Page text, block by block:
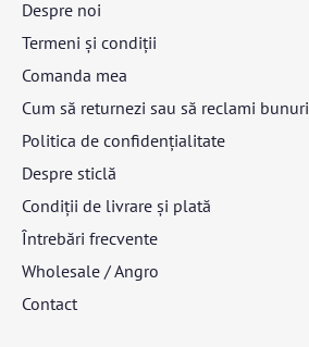
Despre noi
Termeni și condiții
Comanda mea
Cum să returnezi sau să reclami bunuri
Politica de confidențialitate
Despre sticlă
Condiții de livrare și plată
Întrebări frecvente
Wholesale / Angro
Contact